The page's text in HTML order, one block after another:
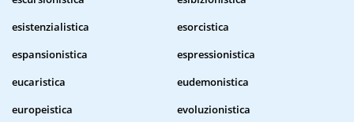
esistenzialistica
esorcistica
espansionistica
espressionistica
eucaristica
eudemonistica
europeistica
evoluzionistica